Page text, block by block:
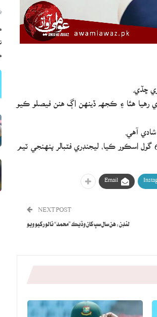
ڇڏي.
هڪٻئي سان گڏ وقت گهاري رهيا هئا ۽ ڪجهه ڏينهن اڳ هنن فيصلو ڪيو
شادي آهي.
واضح رهي ته رونالڊو 98 ميچن ۾ پنهنجي ٽيم جي نمائندگي ڪئي، جنهن ۾ هن 62 گول اسڪور ڪيا، ليجنڊري فٽبالر پنهنجي ٽيم
Email
NEXT POST
لنڊن: هن سال سڀ کان وڌيڪ ”محمد“ نالو رکيو ويو